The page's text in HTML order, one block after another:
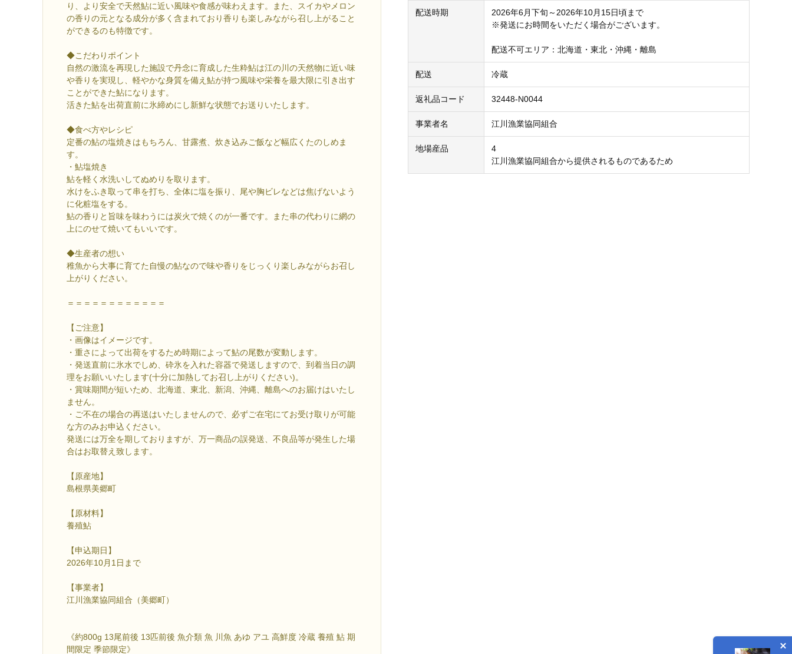
り、より安全で天然鮎に近い風味や食感が味わえます。また、スイカやメロン
の香りの元となる成分が多く含まれており香りも楽しみながら召し上がること
ができるのも特徴です。
◆こだわりポイント
自然の激流を再現した施設で丹念に育成した生粋鮎は江の川の天然物に近い味
や香りを実現し、軽やかな身質を備え鮎が持つ風味や栄養を最大限に引き出す
ことができた鮎になります。
活きた鮎を出荷直前に氷締めにし新鮮な状態でお送りいたします。
◆食べ方やレシピ
定番の鮎の塩焼きはもちろん、甘露煮、炊き込みご飯など幅広くたのしめま
す。
・鮎塩焼き
鮎を軽く水洗いしてぬめりを取ります。
水けをふき取って串を打ち、全体に塩を振り、尾や胸ビレなどは焦げないよう
に化粧塩をする。
鮎の香りと旨味を味わうには炭火で焼くのが一番です。また串の代わりに網の
上にのせて焼いてもいいです。
◆生産者の想い
稚魚から大事に育てた自慢の鮎なので味や香りをじっくり楽しみながらお召し
上がりください。
＝＝＝＝＝＝＝＝＝＝＝＝
【ご注意】
・画像はイメージです。
・重さによって出荷をするため時期によって鮎の尾数が変動します。
・発送直前に氷水でしめ、砕氷を入れた容器で発送しますので、到着当日の調
理をお願いいたします(十分に加熱してお召し上がりください)。
・賞味期間が短いため、北海道、東北、新潟、沖縄、離島へのお届けはいたし
ません。
・ご不在の場合の再送はいたしませんので、必ずご在宅にてお受け取りが可能
な方のみお申込ください。
発送には万全を期しておりますが、万一商品の誤発送、不良品等が発生した場
合はお取替え致します。
【原産地】
島根県美郷町
【原材料】
養殖鮎
【申込期日】
2026年10月1日まで
【事業者】
江川漁業協同組合（美郷町）
《約800g 13尾前後 13匹前後 魚介類 魚 川魚 あゆ アユ 高鮮度 冷蔵 養殖 鮎 期
間限定 季節限定》
配送時期
2026年6月下旬～2026年10月15日頃まで
※発送にお時間をいただく場合がございます。
配送不可エリア：北海道・東北・沖縄・離島
配送 冷蔵
返礼品コード 32448-N0044
事業者名 江川漁業協同組合
地場産品
4
江川漁業協同組合から提供されるものであるため